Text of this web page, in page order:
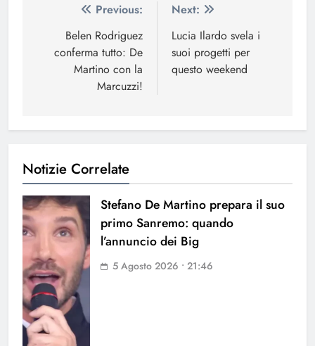
Navigazione
articoli
Previous:
Belen Rodriguez
conferma tutto: De
Martino con la
Marcuzzi!
Next:
Lucia Ilardo svela i
suoi progetti per
questo weekend
Notizie Correlate
Stefano De Martino prepara il suo
primo Sanremo: quando
l’annuncio dei Big
5 Agosto 2026 • 21:46